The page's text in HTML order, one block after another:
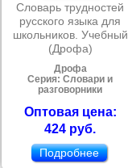
Словарь трудностей
русского языка для
школьников. Учебный
(Дрофа)
Дрофа
Серия: Словари и
разговорники
Оптовая цена:
424 руб.
Подробнее